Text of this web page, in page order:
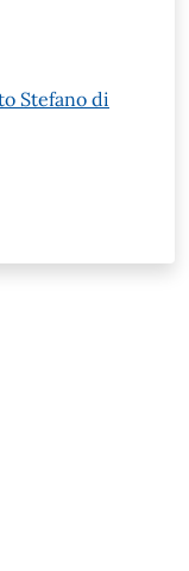
Stefano di